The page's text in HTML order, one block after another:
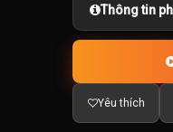
Thông tin
Yêu thích